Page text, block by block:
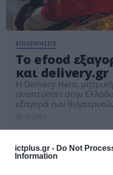
ictplus.gr - Do Not
Information
ΕΠΙΧΕΙΡΗΣΕΙΣ
To efood
και delivery.gr
Η Delivery Hero,
αναπτύσσει στην
εξαγορά των
εταιρείες που
διανομές και το δίκτυο
καταστημάτων kiosky’s